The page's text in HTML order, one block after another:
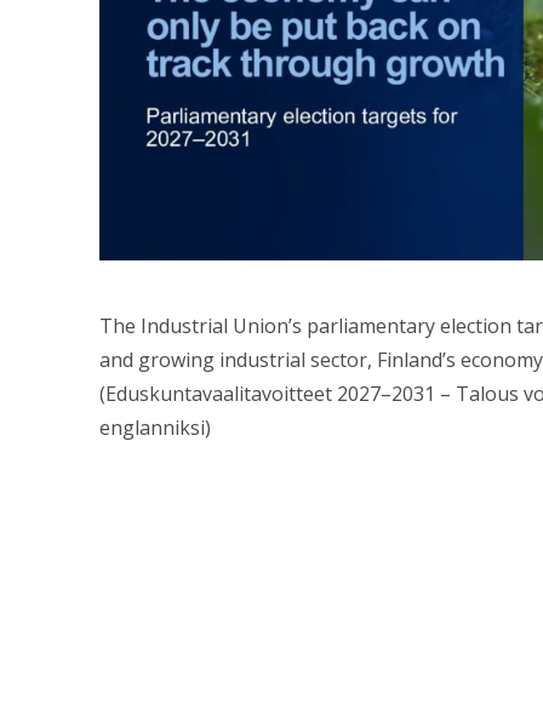
The Industrial Union’s parliamentary election
and growing industrial sector, Finland’s
(Eduskuntavaalitavoitteet 2027–2031 – Talous
englanniksi)